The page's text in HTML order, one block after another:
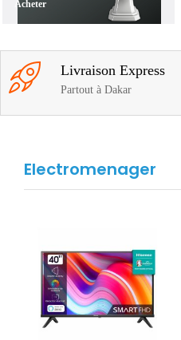
Acheter
Livraison Express
Partout à Dakar
Electromenager